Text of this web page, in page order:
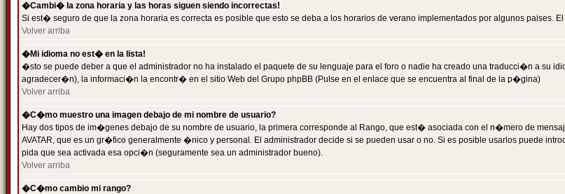
�Cambi� la zona horaria y las horas siguen siendo incorrectas!
Si est� seguro de que la zona horaria es correcta es posible que esto se deba a los horarios de verano implementados por algunos paises.
Volver arriba
�Mi idioma no est� en la lista!
�sto se puede deber a que el administrador no ha instalado el paquete de su lenguaje para el foro o nadie ha creado una traducci�n a su
agradecer�n), la informaci�n la encontr� en el sitio Web del Grupo phpBB (Pulse en el enlace que se encuentra al final de la p�gina)
Volver arriba
�C�mo muestro una imagen debajo de mi nombre de usuario?
Hay dos tipos de im�genes debajo de su nombre de usuario, la primera corresponde al Rango, que est� asociada con el n�mero de
AVATAR, que es un gr�fico generalmente �nico y personal. El administrador decide si se pueden usar o no. Si es posible usarlos puede
pida que sea activada esa opci�n (seguramente sea un administrador bueno).
Volver arriba
�C�mo cambio mi rango?